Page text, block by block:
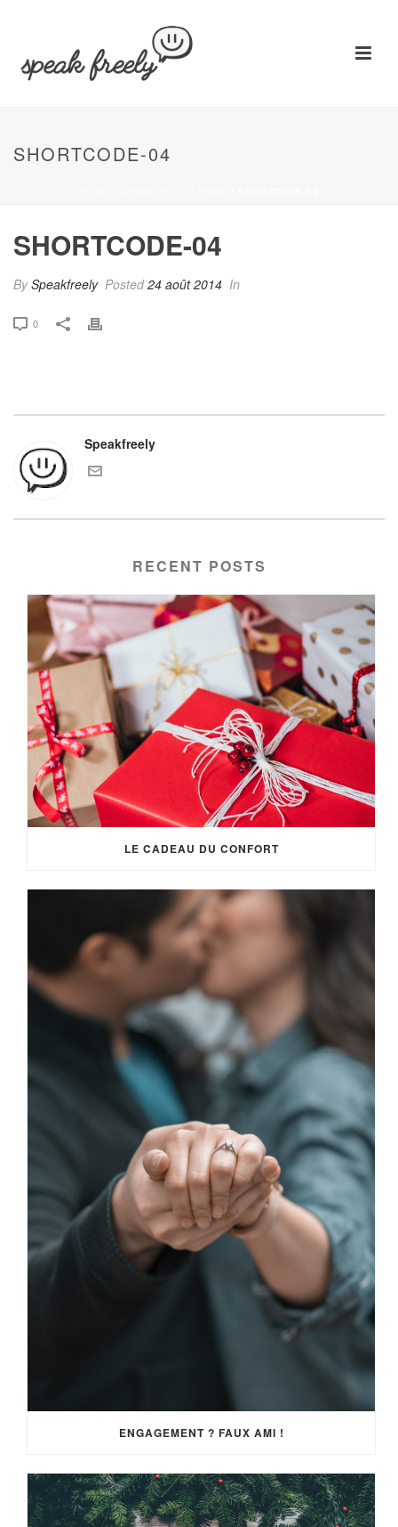
SHORTCODE-04
SHORTCODE-04
BySpeakfreely Posted24 août 2014 In
0
Speakfreely
RECENT POSTS
LE CADEAU DU CONFORT
ENGAGEMENT ? FAUX AMI !